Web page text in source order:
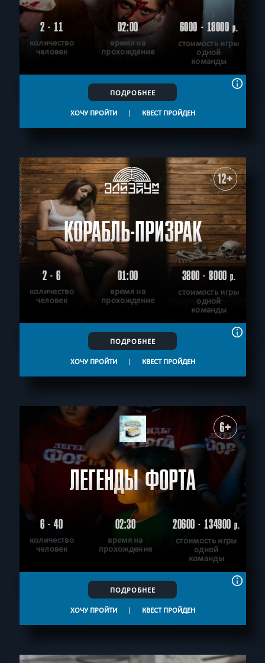
2 - 11
количество
человек
02:00
время на
прохождение
6000 - 18000р.
стоимость игры
одной
команды
ПОДРОБНЕЕ
ХОЧУ ПРОЙТИ | КВЕСТ ПРОЙДЕН
12+
КОРАБЛЬ-ПРИЗРАК
2 - 6
количество
человек
01:00
время на
прохождение
3800 - 8000р.
стоимость игры
одной
команды
ПОДРОБНЕЕ
ХОЧУ ПРОЙТИ | КВЕСТ ПРОЙДЕН
6+
ЛЕГЕНДЫ ФОРТА
6 - 40
количество
человек
02:30
время на
прохождение
20600 - 134900р.
стоимость игры
одной
команды
ПОДРОБНЕЕ
ХОЧУ ПРОЙТИ | КВЕСТ ПРОЙДЕН